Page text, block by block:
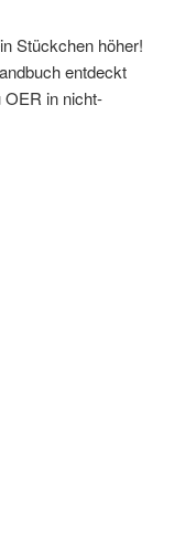
Stückchen höher!
entdeckt
OER in nicht-